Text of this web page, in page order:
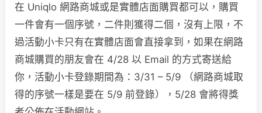
在 Uniqlo 網路商城或是實體店面購買都可以，購買
一件會有一個序號，二件則獲得二個，沒有上限，不
過活動小卡只有在實體店面會直接拿到，如果在網路
商城購買的朋友會在 4/28 以 Email 的方式寄送給
你，活動小卡登錄期間為：3/31 – 5/9 （網路商城取
得的序號一樣是要在 5/9 前登錄），5/28 會將得獎